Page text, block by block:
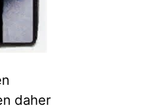
daher